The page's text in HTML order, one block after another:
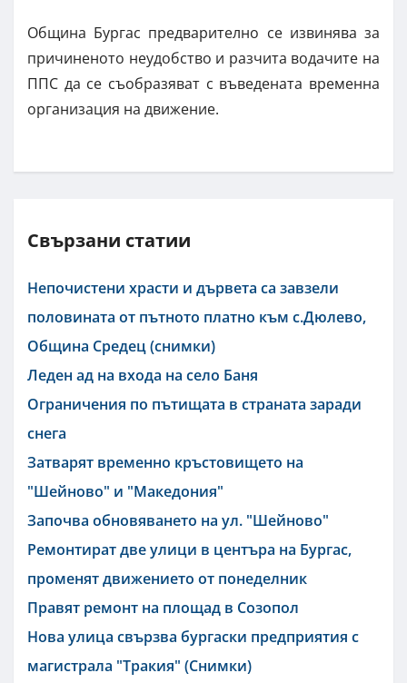
Община Бургас предварително се извинява за
причиненото неудобство и разчита водачите на
ППС да се съобразяват с въведената временна
организация на движение.
Свързани статии
Непочистени храсти и дървета са завзели
половината от пътното платно към с.Дюлево,
Община Средец (снимки)
Леден ад на входа на село Баня
Ограничения по пътищата в страната заради
снега
Затварят временно кръстовището на
"Шейново" и "Македония"
Започва обновяването на ул. "Шейново"
Ремонтират две улици в центъра на Бургас,
променят движението от понеделник
Правят ремонт на площад в Созопол
Нова улица свързва бургаски предприятия с
магистрала "Тракия" (Снимки)